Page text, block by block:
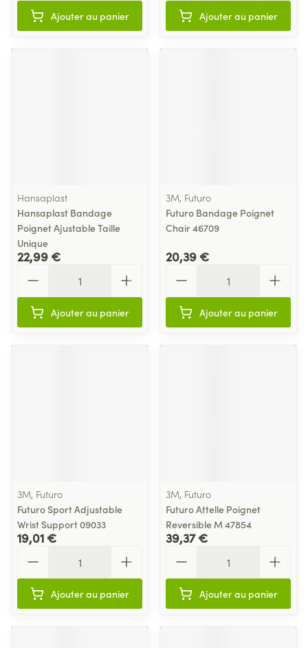
Ajouter au panier Ajouter au panier
Hansaplast
Hansaplast Bandage
Poignet Ajustable Taille
Unique
22,99 €
Ajouter au panier
3M, Futuro
Futuro Bandage Poignet
Chair 46709
20,39 €
Ajouter au panier
3M, Futuro
Futuro Sport Adjustable
Wrist Support 09033
19,01 €
Ajouter au panier
3M, Futuro
Futuro Attelle Poignet
Reversible M 47854
39,37 €
Ajouter au panier